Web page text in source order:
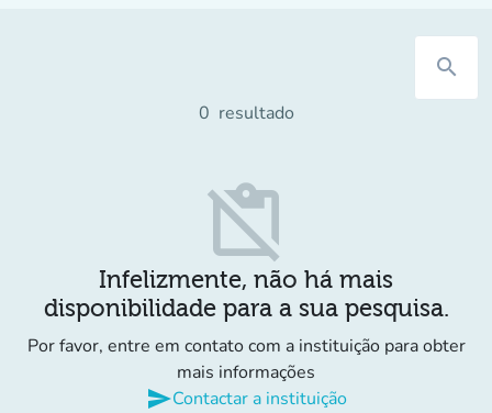
search
0 resultado
content_paste_off
Infelizmente, não há mais
disponibilidade para a sua pesquisa.
Por favor, entre em contato com a instituição para obter
mais informações
sendContactar a instituição